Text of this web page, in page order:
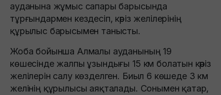
ауданына жұмыс сапары барысында
тұрғындармен кездесіп, кәріз желілерінің
құрылыс барысымен танысты.
Жоба бойынша Алмалы ауданының 19
көшесінде жалпы ұзындығы 15 км болатын кәріз
желілерін салу көзделген. Биыл 6 көшеде 3 км
желінің құрылысы аяқталады. Сонымен қатар,